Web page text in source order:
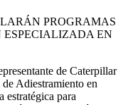
PROGRAMAS
ESPECIALIZADA EN
de Caterpillar
Adiestramiento en
estratégica para